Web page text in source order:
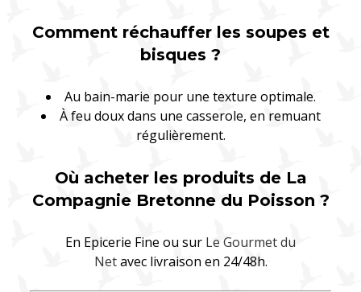
Comment réchauffer les soupes et
bisques ?
Au bain-marie pour une texture optimale.
À feu doux dans une casserole, en remuant
régulièrement.
Où acheter les produits de La
Compagnie Bretonne du Poisson ?
En Epicerie Fine ou sur Le Gourmet du
Netavec livraison en 24/48h.